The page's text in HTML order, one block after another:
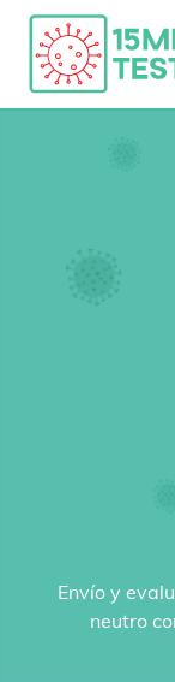
Envío y
neutro